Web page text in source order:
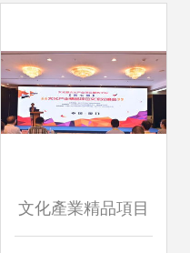
文化產業精品項目